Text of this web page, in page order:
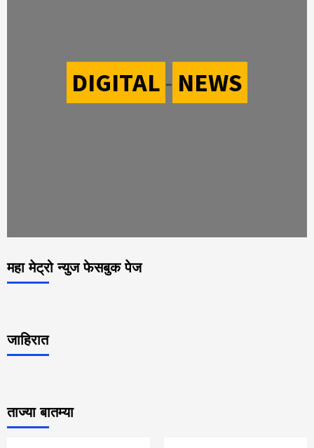
DIGITAL - NEWS
महा मेट्रो न्युज फेसबुक पेज
जाहिरात
ताज्या बातम्या